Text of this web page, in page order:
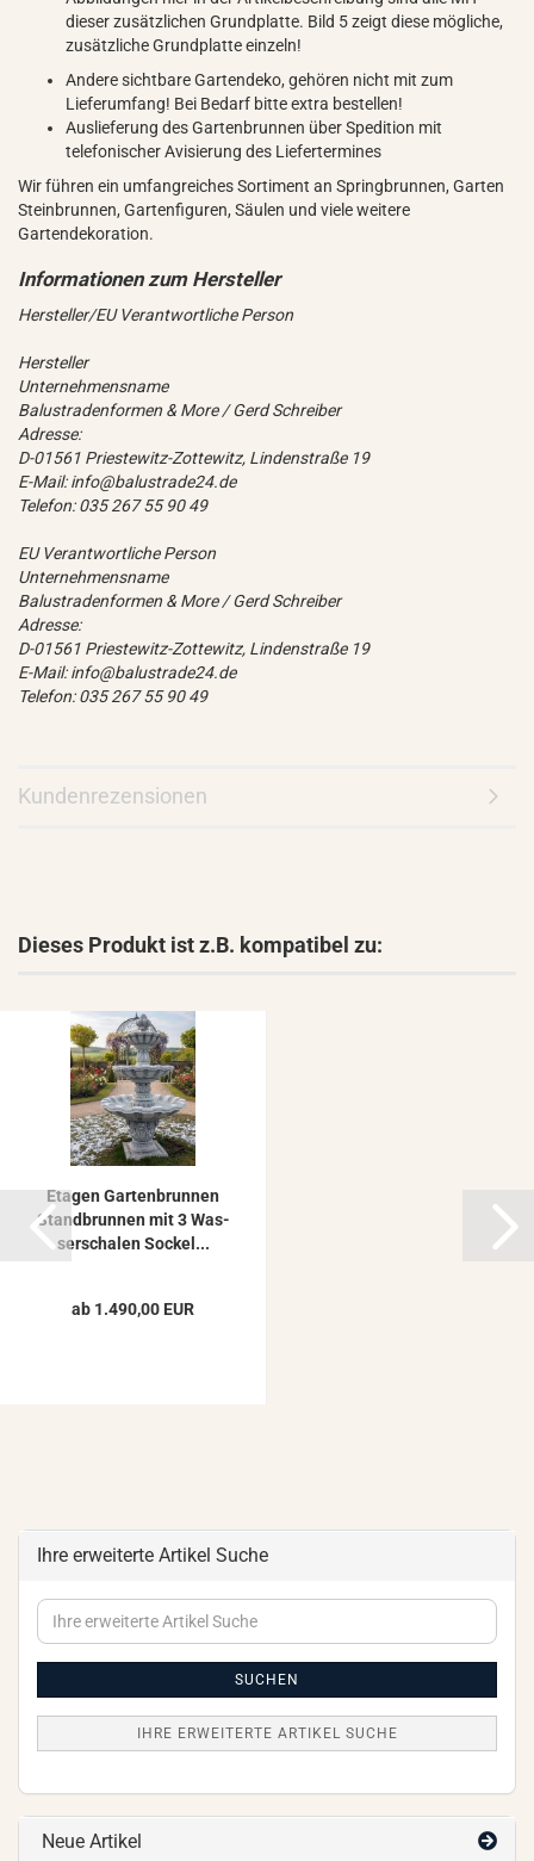
dieser zusätzlichen Grundplatte. Bild 5 zeigt diese mögliche,
zusätzliche Grundplatte einzeln!
Andere sichtbare Gartendeko, gehören nicht mit zum
Lieferumfang! Bei Bedarf bitte extra bestellen!
Auslieferung des Gartenbrunnen über Spedition mit
telefonischer Avisierung des Liefertermines
Wir führen ein umfangreiches Sortiment an Springbrunnen, Garten
Steinbrunnen, Gartenfiguren, Säulen und viele weitere
Gartendekoration.
Hersteller/EU Verantwortliche Person
Hersteller
Unternehmensname
Balustradenformen & More / Gerd Schreiber
Adresse:
D-01561 Priestewitz-Zottewitz, Lindenstraße 19
E-Mail: info@balustrade24.de
Telefon: 035 267 55 90 49
EU Verantwortliche Person
Unternehmensname
Balustradenformen & More / Gerd Schreiber
Adresse:
D-01561 Priestewitz-Zottewitz, Lindenstraße 19
E-Mail: info@balustrade24.de
Telefon: 035 267 55 90 49
Kundenrezensionen
Dieses Produkt ist z.B. kompatibel zu:
Eta­gen Gar­ten­brun­nen
Stand­brun­nen mit 3 Was­
ser­scha­len So­ckel...
ab 1.490,00 EUR
Ihre erweiterte Artikel Suche
Ihre
erweiterte
SUCHEN
IHRE ERWEITERTE ARTIKEL SUCHE
Neue Artikel